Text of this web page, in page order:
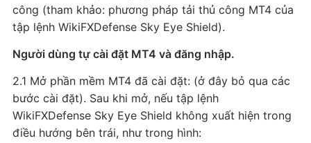
công (tham khảo: phương pháp tải thủ công MT4 của
tập lệnh WikiFXDefense Sky Eye Shield).
Người dùng tự cài đặt MT4 và đăng nhập.
2.1 Mở phần mềm MT4 đã cài đặt: (ở đây bỏ qua các
bước cài đặt). Sau khi mở, nếu tập lệnh
WikiFXDefense Sky Eye Shield không xuất hiện trong
điều hướng bên trái, như trong hình: